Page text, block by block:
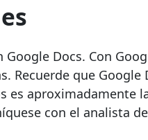
Docs. Con
Recuerde que Google
es aproximadamente
con el analista de